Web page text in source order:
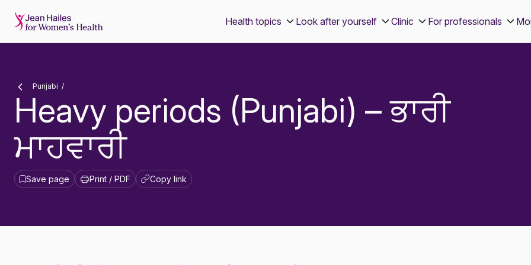
Health topics Look after yourself Clinic For professionals
Punjabi
Heavy periods (Punjabi) – ਭਾਰੀ
ਮਾਹਵਾਰੀ
Save page Print / PDF Copy link